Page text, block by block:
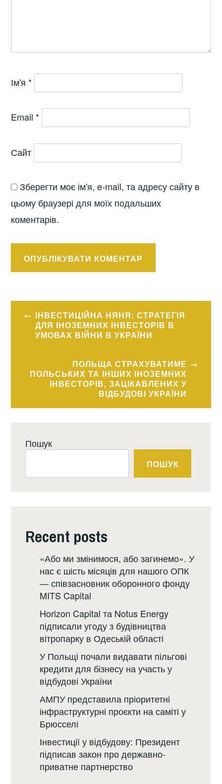
Ім'я *
Email *
Сайт
Зберегти моє ім'я, e-mail, та адресу сайту в
цьому браузері для моїх подальших
коментарів.
Навігація
записів
ІНВЕСТИЦІЙНА НЯНЯ: СТРАТЕГІЯ
ДЛЯ ІНОЗЕМНИХ ІНВЕСТОРІВ В
УМОВАХ ВІЙНИ В УКРАЇНИ
ПОЛЬЩА СТРАХУВАТИМЕ
ПОЛЬСЬКИХ ТА ІНШИХ ІНОЗЕМНИХ
ІНВЕСТОРІВ, ЗАЦІКАВЛЕНИХ У
ВІДБУДОВІ УКРАЇНИ
Пошук
ПОШУК
Recent posts
«Або ми змінимося, або загинемо». У
нас є шість місяців для нашого ОПК
— співзасновник оборонного фонду
MITS Capital
Horizon Capital та Notus Energy
підписали угоду з будівництва
вітропарку в Одеській області
У Польщі почали видавати пільгові
кредити для бізнесу на участь у
відбудові України
АМПУ представила пріоритетні
інфраструктурні проєкти на саміті у
Брюсселі
Інвестиції у відбудову: Президент
підписав закон про державно-
приватне партнерство